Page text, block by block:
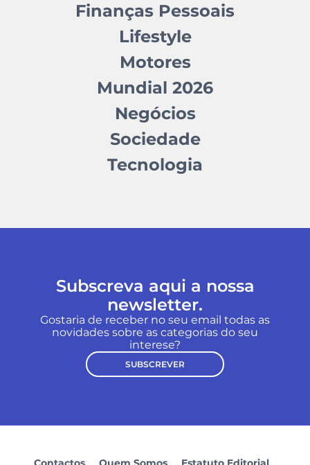
Finanças Pessoais
Lifestyle
Motores
Mundial 2026
Negócios
Sociedade
Tecnologia
Subscreva aqui a nossa
newsletter.
Gostaria de receber no seu email todas as
novidades sobre as categorias do seu
interese?
SUBSCREVER